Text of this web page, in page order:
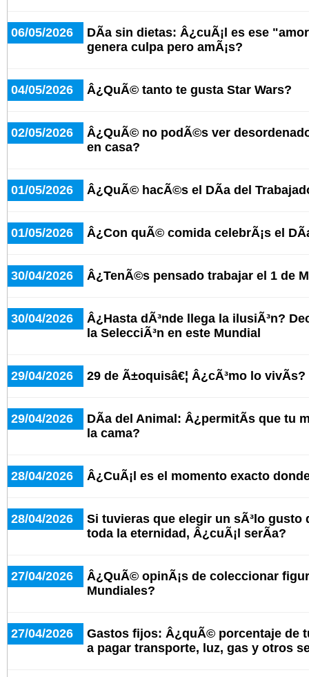
06/05/2026
DÃ­a sin dietas: Â¿cuÃ¡l es ese
genera culpa pero amÃ¡s?
04/05/2026 Â¿QuÃ© tanto te gusta Star Wars?
02/05/2026
Â¿QuÃ© no podÃ©s ver
en casa?
01/05/2026 Â¿QuÃ© hacÃ©s el DÃ­a del
01/05/2026 Â¿Con quÃ© comida celebrÃ¡s el
30/04/2026 Â¿TenÃ©s pensado trabajar el 1 de
30/04/2026
Â¿Hasta dÃ³nde llega la ilusiÃ³n?
la SelecciÃ³n en este Mundial
29/04/2026 29 de Ã±oquisâ€¦ Â¿cÃ³mo lo vivÃ­s?
29/04/2026
DÃ­a del Animal: Â¿permitÃ­s que tu
la cama?
28/04/2026 Â¿CuÃ¡l es el momento exacto
28/04/2026
Si tuvieras que elegir un sÃ³lo gusto
toda la eternidad, Â¿cuÃ¡l serÃ­a?
27/04/2026
Â¿QuÃ© opinÃ¡s de coleccionar
Mundiales?
27/04/2026
Gastos fijos: Â¿quÃ© porcentaje de
a pagar transporte, luz, gas y otros